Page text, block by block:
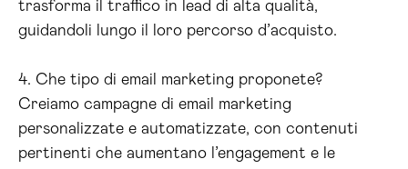
trasforma il traffico in lead di alta qualità,
guidandoli lungo il loro percorso d’acquisto.
4. Che tipo di email marketing proponete?
Creiamo campagne di email marketing
personalizzate e automatizzate, con contenuti
pertinenti che aumentano l’engagement e le